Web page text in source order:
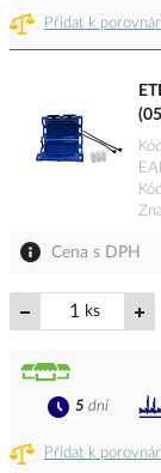
Přidat k
Cena s DPH
ks
Přidat k
5 dní